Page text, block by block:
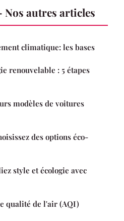
autres articles
climatique: les bases
renouvelable : 5 étapes
modèles de voitures
des options éco-
style et écologie avec
qualité de l'air (AQI)